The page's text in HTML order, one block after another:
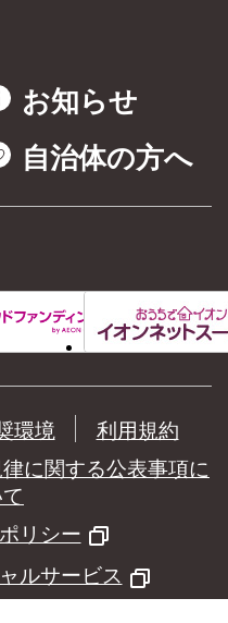
お知らせ
自治体の方へ
環境
利用規約
に関する公表事項に
リシー
ルサービス